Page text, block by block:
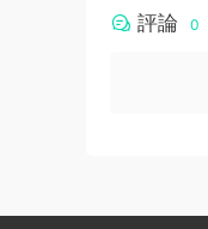
評論 0